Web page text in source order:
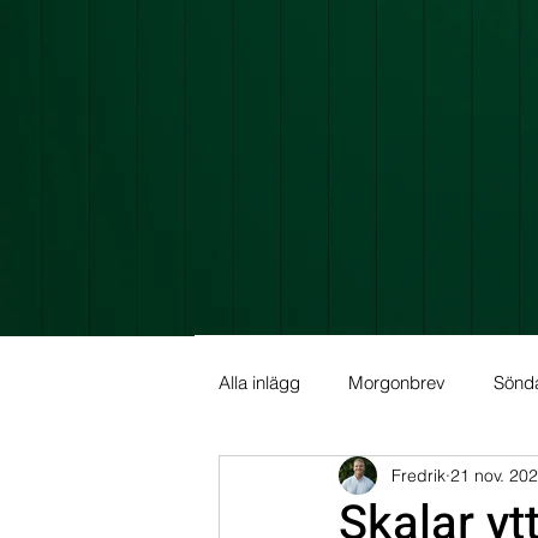
Alla inlägg Morgonbrev
Allmän info Fundamental
Fredrik 21 nov.